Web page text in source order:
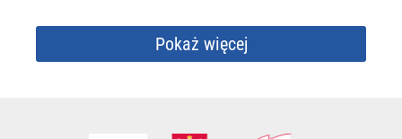
Pokaż więcej